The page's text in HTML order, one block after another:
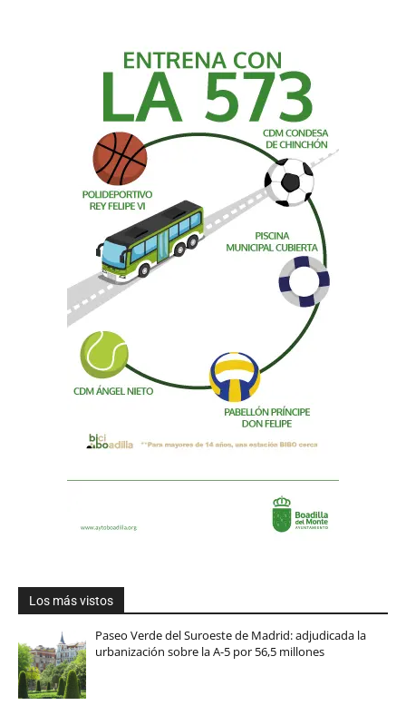
Los más vistos
Paseo Verde del Suroeste de Madrid: adjudicada la
urbanización sobre la A-5 por 56,5 millones